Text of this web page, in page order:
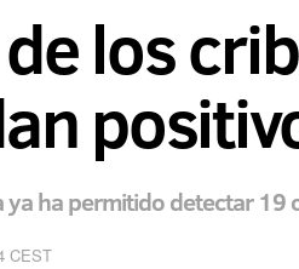
los
ya ha permitido detectar
CEST